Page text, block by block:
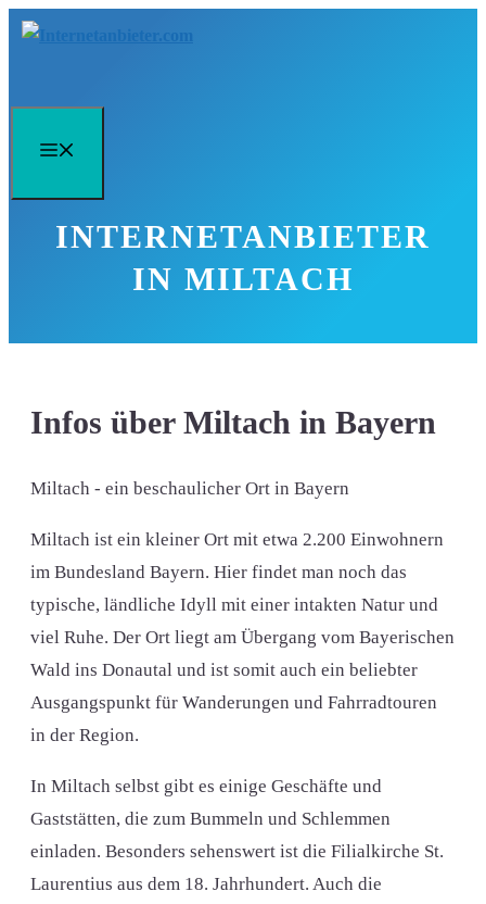
Zum
INTERNETANBIETER
IN MILTACH
Infos über Miltach in Bayern
Miltach - ein beschaulicher Ort in Bayern
Miltach ist ein kleiner Ort mit etwa 2.200 Einwohnern
im Bundesland Bayern. Hier findet man noch das
typische, ländliche Idyll mit einer intakten Natur und
viel Ruhe. Der Ort liegt am Übergang vom Bayerischen
Wald ins Donautal und ist somit auch ein beliebter
Ausgangspunkt für Wanderungen und Fahrradtouren
in der Region.
In Miltach selbst gibt es einige Geschäfte und
Gaststätten, die zum Bummeln und Schlemmen
einladen. Besonders sehenswert ist die Filialkirche St.
Laurentius aus dem 18. Jahrhundert. Auch die